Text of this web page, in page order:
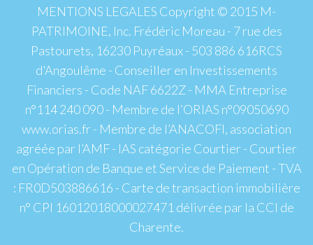
MENTIONS LEGALES Copyright © 2015 M-
PATRIMOINE, Inc. Frédéric Moreau - 7 rue des
Pastourets, 16230 Puyréaux - 503 886 616RCS
d'Angoulême - Conseiller en Investissements
Financiers - Code NAF 6622Z - MMA Entreprise
n°114 240 090 - Membre de l’ORIAS n°09050690
www.orias.fr - Membre de l’ANACOFI, association
agréée par l’AMF - IAS catégorie Courtier - Courtier
en Opération de Banque et Service de Paiement - TVA
: FR0D503886616 - Carte de transaction immobilière
n° CPI 16012018000027471 délivrée par la CCI de
Charente.